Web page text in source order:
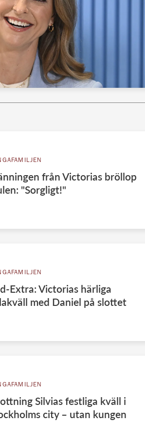
från Victorias bröllop
"Sorgligt!"
Extra: Victorias härliga
med Daniel på slottet
Silvias festliga kväll i
city – utan kungen